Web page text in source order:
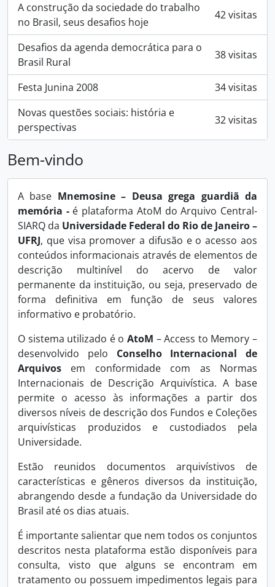
A construção da sociedade do trabalho
no Brasil, seus desafios hoje
42 visitas
Desafios da agenda democrática para o
Brasil Rural
38 visitas
Festa Junina 2008
34 visitas
Novas questões sociais: história e
perspectivas
32 visitas
Bem-vindo
A base Mnemosine – Deusa grega guardiã da
memória - é plataforma AtoM do Arquivo Central-
SIARQ da Universidade Federal do Rio de Janeiro –
UFRJ, que visa promover a difusão e o acesso aos
conteúdos informacionais através de elementos de
descrição multinível do acervo de valor
permanente da instituição, ou seja, preservado de
forma definitiva em função de seus valores
informativo e probatório.
O sistema utilizado é o AtoM – Access to Memory –
desenvolvido pelo Conselho Internacional de
Arquivos em conformidade com as Normas
Internacionais de Descrição Arquivística. A base
permite o acesso às informações a partir dos
diversos níveis de descrição dos Fundos e Coleções
arquivísticas produzidos e custodiados pela
Universidade.
Estão reunidos documentos arquivístivos de
características e gêneros diversos da instituição,
abrangendo desde a fundação da Universidade do
Brasil até os dias atuais.
É importante salientar que nem todos os conjuntos
descritos nesta plataforma estão disponíveis para
consulta, visto que alguns se encontram em
tratamento ou possuem impedimentos legais para